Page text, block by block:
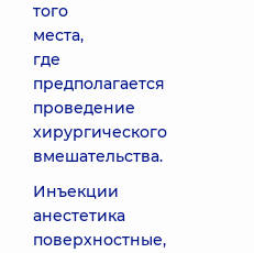
того
места,
где
предполагается
проведение
хирургического
вмешательства.
Инъекции
анестетика
поверхностные,